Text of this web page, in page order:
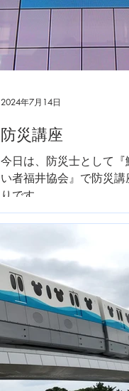
防災講座
今日は、防災士として『
い者福井協会』で防災講
りです。
2024年7月14日